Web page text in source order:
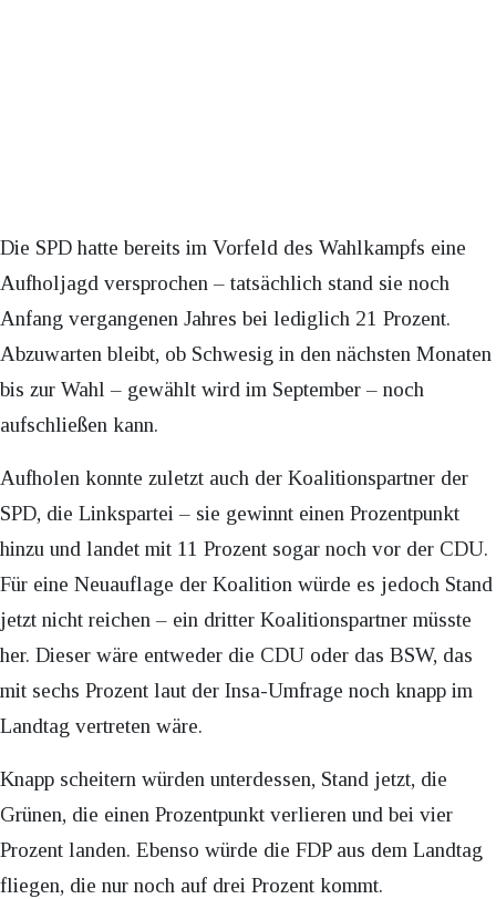
Die SPD hatte bereits im Vorfeld des Wahlkampfs eine
Aufholjagd versprochen – tatsächlich stand sie noch
Anfang vergangenen Jahres bei lediglich 21 Prozent.
Abzuwarten bleibt, ob Schwesig in den nächsten Monaten
bis zur Wahl – gewählt wird im September – noch
aufschließen kann.
Aufholen konnte zuletzt auch der Koalitionspartner der
SPD, die Linkspartei – sie gewinnt einen Prozentpunkt
hinzu und landet mit 11 Prozent sogar noch vor der CDU.
Für eine Neuauflage der Koalition würde es jedoch Stand
jetzt nicht reichen – ein dritter Koalitionspartner müsste
her. Dieser wäre entweder die CDU oder das BSW, das
mit sechs Prozent laut der Insa-Umfrage noch knapp im
Landtag vertreten wäre.
Knapp scheitern würden unterdessen, Stand jetzt, die
Grünen, die einen Prozentpunkt verlieren und bei vier
Prozent landen. Ebenso würde die FDP aus dem Landtag
fliegen, die nur noch auf drei Prozent kommt.